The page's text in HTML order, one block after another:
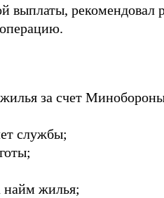
рекомендовал
за счет
службы;
найм жилья;